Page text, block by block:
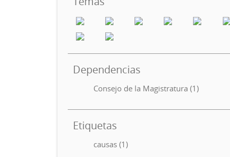
Dependencias
Consejo de la Magistratura (1)
Etiquetas
causas (1)